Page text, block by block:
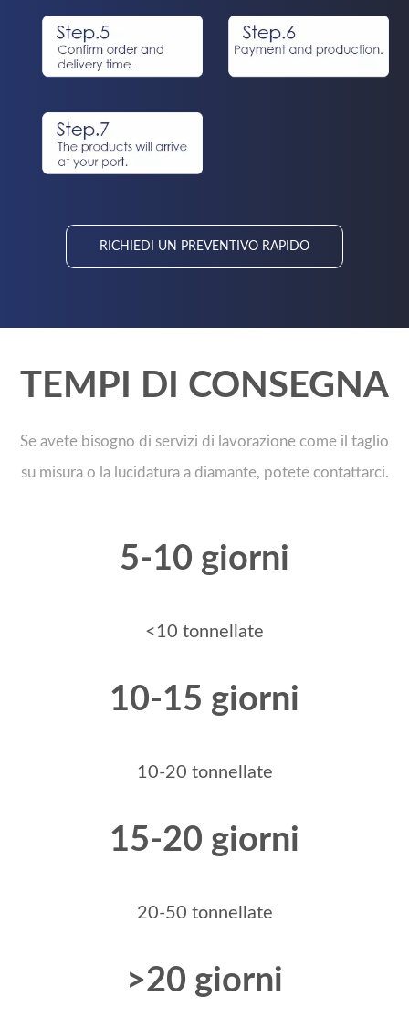
RICHIEDI UN PREVENTIVO RAPIDO
TEMPI DI CONSEGNA
Se avete bisogno di servizi di lavorazione come il taglio
su misura o la lucidatura a diamante, potete contattarci.
5-10 giorni
<10 tonnellate
10-15 giorni
10-20 tonnellate
15-20 giorni
20-50 tonnellate
>20 giorni